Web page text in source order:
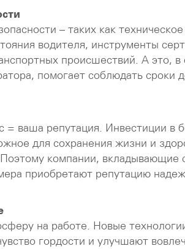
– таких как
водителя, инструменты
происшествий. А это, в
помогает соблюдать сроки
ваша репутация. Инвестиции в
для сохранения жизни и
компании, вкладывающие
приобретают репутацию
на работе. Новые
гордости и улучшают